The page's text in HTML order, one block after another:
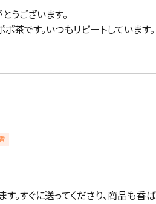
うございます。
茶です。いつもリピートしています。
。すぐに送ってくださり、商品も香